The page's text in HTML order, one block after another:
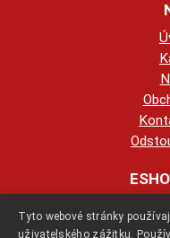
Tyto webové stránky
uživatelského zážitku.